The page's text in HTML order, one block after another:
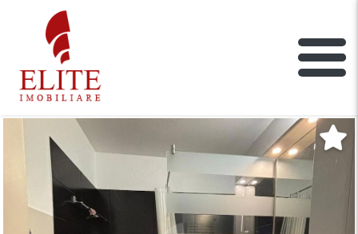
ELITE IMOBILIARE
Main Nav